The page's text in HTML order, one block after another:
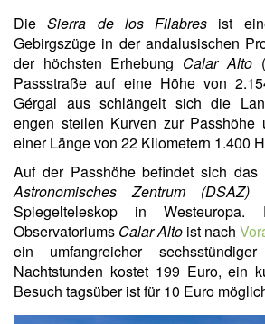
DieSierra de los Filabres ist
Gebirgszüge in der andalusischen
der höchsten Erhebung Calar Alto
Passstraße auf eine Höhe von
Gérgal aus schlängelt sich die
engen steilen Kurven zur Passhöhe
einer Länge von 22 Kilometern 1.400
Auf der Passhöhe befindet sich das
Astronomisches Zentrum (DSAZ)
Spiegelteleskop in
Observatoriums Calar Alto ist nach
ein umfangreicher
Nachtstunden kostet 199 Euro, ein
Besuch tagsüber ist für 10 Euro